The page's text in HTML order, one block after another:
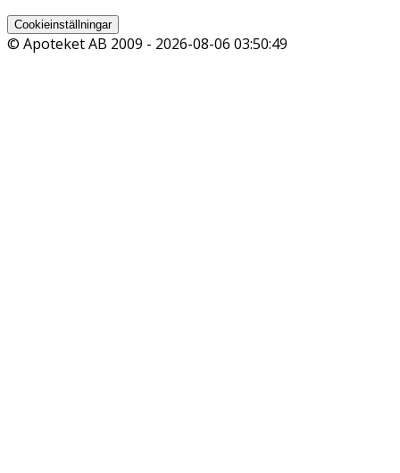
Cookieinställningar
© Apoteket AB 2009 - 2026-08-06 03:50:49